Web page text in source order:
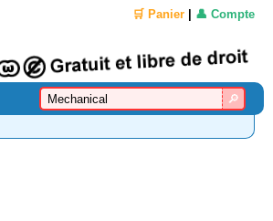
🛒 Panier 👤 Compte